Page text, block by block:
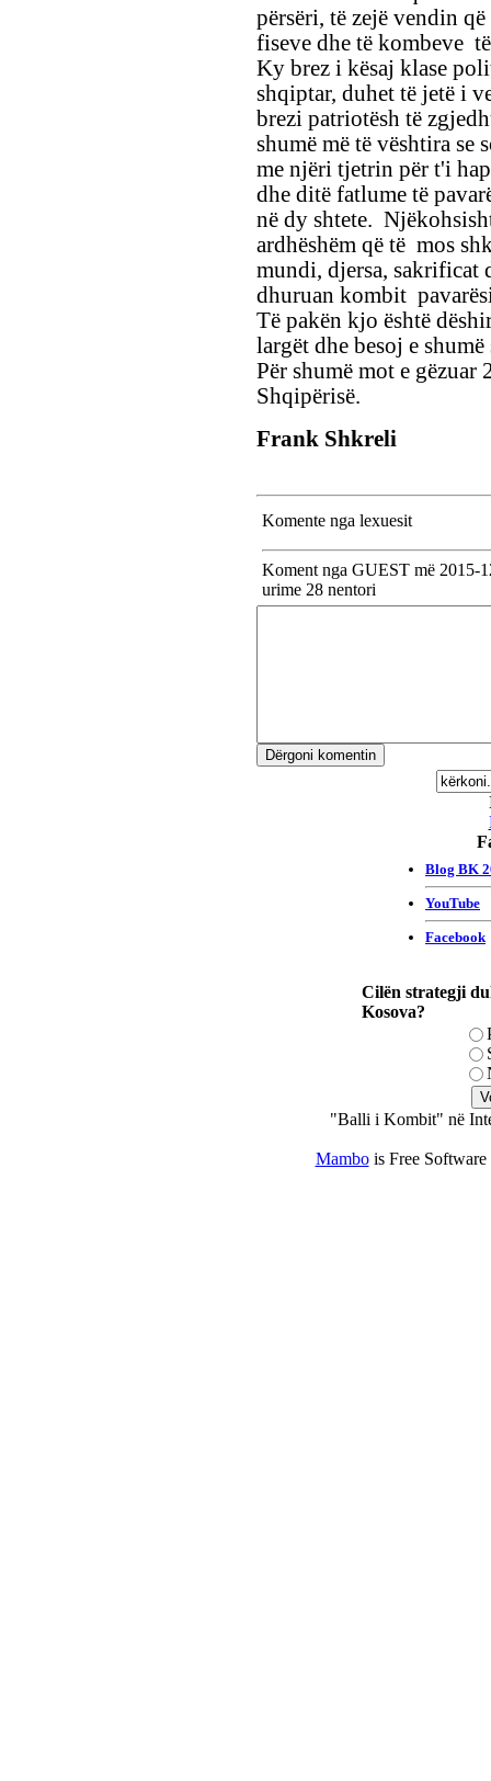
përsëri, të zejë vendin
fiseve dhe të kombeve
Ky brez i kësaj klase
shqiptar, duhet të jetë i
brezi patriotësh të
shumë më të vështira se
me njëri tjetrin për t'i
dhe ditë fatlume të
në dy shtete.
ardhëshëm që të mos
mundi, djersa, sakrificat
dhuruan kombit
Të pakën kjo është
largët dhe besoj e
Për shumë mot e gëzuar
Shqipërisë.
Frank Shkreli
Komente nga lexuesit
Koment nga GUEST më 2015-
urime 28 nentori
Cilën strategji
Kosova?
"Balli i Kombit" në
Mambois Free Software